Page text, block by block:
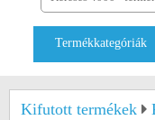
Termékkategóriák
Kifutott termékek